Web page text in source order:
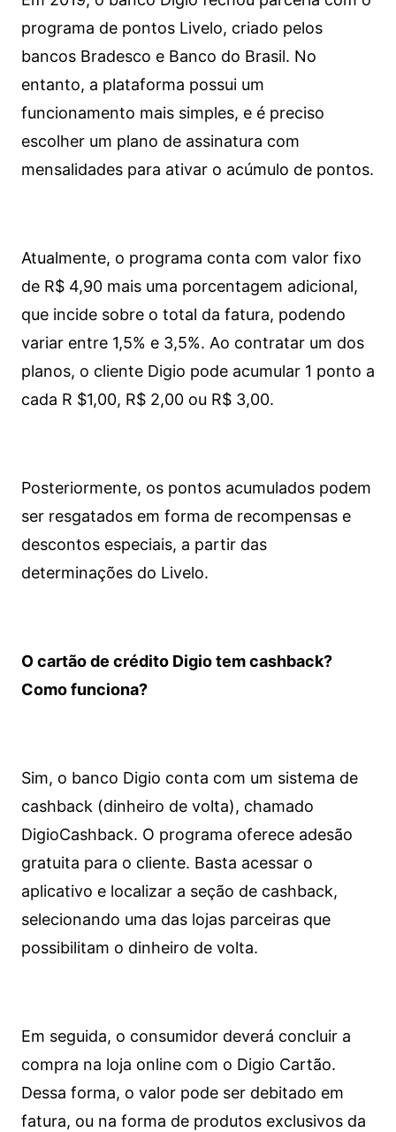
programa de pontos Livelo, criado pelos
bancos Bradesco e Banco do Brasil. No
entanto, a plataforma possui um
funcionamento mais simples, e é preciso
escolher um plano de assinatura com
mensalidades para ativar o acúmulo de pontos.
Atualmente, o programa conta com valor fixo
de R$ 4,90 mais uma porcentagem adicional,
que incide sobre o total da fatura, podendo
variar entre 1,5% e 3,5%. Ao contratar um dos
planos, o cliente Digio pode acumular 1 ponto a
cada R $1,00, R$ 2,00 ou R$ 3,00.
Posteriormente, os pontos acumulados podem
ser resgatados em forma de recompensas e
descontos especiais, a partir das
determinações do Livelo.
O cartão de crédito Digio tem cashback?
Como funciona?
Sim, o banco Digio conta com um sistema de
cashback (dinheiro de volta), chamado
DigioCashback. O programa oferece adesão
gratuita para o cliente. Basta acessar o
aplicativo e localizar a seção de cashback,
selecionando uma das lojas parceiras que
possibilitam o dinheiro de volta.
Em seguida, o consumidor deverá concluir a
compra na loja online com o Digio Cartão.
Dessa forma, o valor pode ser debitado em
fatura, ou na forma de produtos exclusivos da